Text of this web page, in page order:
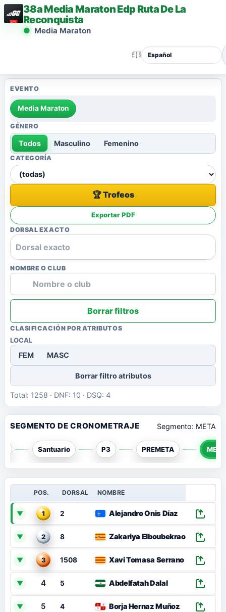
38a Media Maraton Edp Ruta De La
Reconquista
Media Maraton
🇪🇸
EVENTO
Media Maraton
GÉNERO
Todos Masculino Femenino
CATEGORÍA
🏆 Trofeos
Exportar PDF
DORSAL EXACTO
NOMBRE O CLUB
Borrar filtros
CLASIFICACIÓN POR ATRIBUTOS
LOCAL
FEM MASC
Borrar filtro atributos
Total: 1258 · DNF: 10 · DSQ: 4
SEGMENTO DE CRONOMETRAJE Segmento: META
Santuario P3 PREMETA META
POS. DORSAL NOMBRE
▼ 1 2 Alejandro Onis Díaz
▼ 2 8 Zakariya Elboubekraoui
▼ 3 1508 Xavi Tomasa Serrano
▼ 4 5 Abdelfatah Dalal
▼ 5 4 Borja Hernaz Muñoz